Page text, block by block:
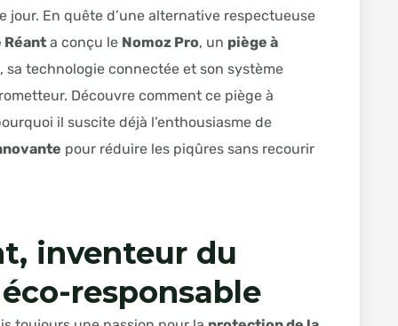
En quête d’une alternative respectueuse
Réant a conçu le Nomoz Pro, un piège à
technologie connectée et son système
Découvre comment ce piège à
il suscite déjà l’enthousiasme de
pour réduire les piqûres sans recourir
, inventeur du
responsable